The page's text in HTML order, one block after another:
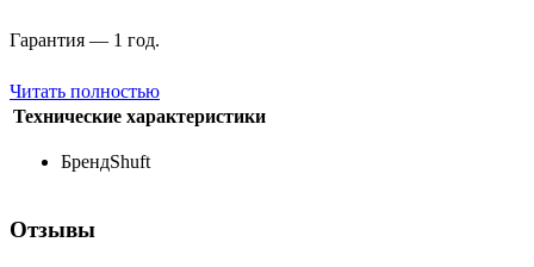
Гарантия — 1 год.
Читать полностью
Технические характеристики
БрендShuft
Отзывы